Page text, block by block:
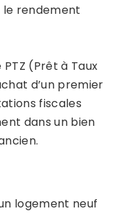
le rendement
(Prêt à Taux
d’un premier
fiscales
dans un bien
logement neuf